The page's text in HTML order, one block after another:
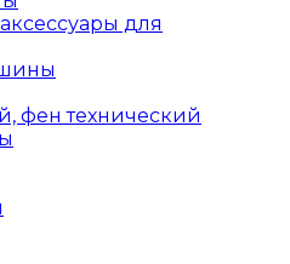
для
фен технический